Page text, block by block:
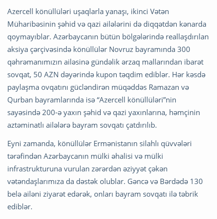
Azercell könüllüləri uşaqlarla yanaşı, ikinci Vətən
Müharibəsinin şəhid və qazi ailələrini də diqqətdən kənarda
qoymayıblar. Azərbaycanın bütün bölgələrində reallaşdırılan
aksiya çərçivəsində könüllülər Novruz bayramında 300
qəhrəmanımızın ailəsinə gündəlik ərzaq mallarından ibarət
sovqat, 50 AZN dəyərində kupon təqdim ediblər. Hər kəsdə
paylaşma ovqatını gücləndirən müqəddəs Ramazan və
Qurban bayramlarında isə “Azercell könüllüləri”nin
sayəsində 200-ə yaxın şəhid və qazi yaxınlarına, həmçinin
aztəminatlı ailələrə bayram sovqatı çatdırılıb.
Eyni zamanda, könüllülər Ermənistanın silahlı qüvvələri
tərəfindən Azərbaycanın mülki əhalisi və mülki
infrastrukturuna vurulan zərərdən əziyyət çəkən
vətəndaşlarımıza da dəstək olublar. Gəncə və Bərdədə 130
belə ailəni ziyarət edərək, onları bayram sovqatı ilə təbrik
ediblər.